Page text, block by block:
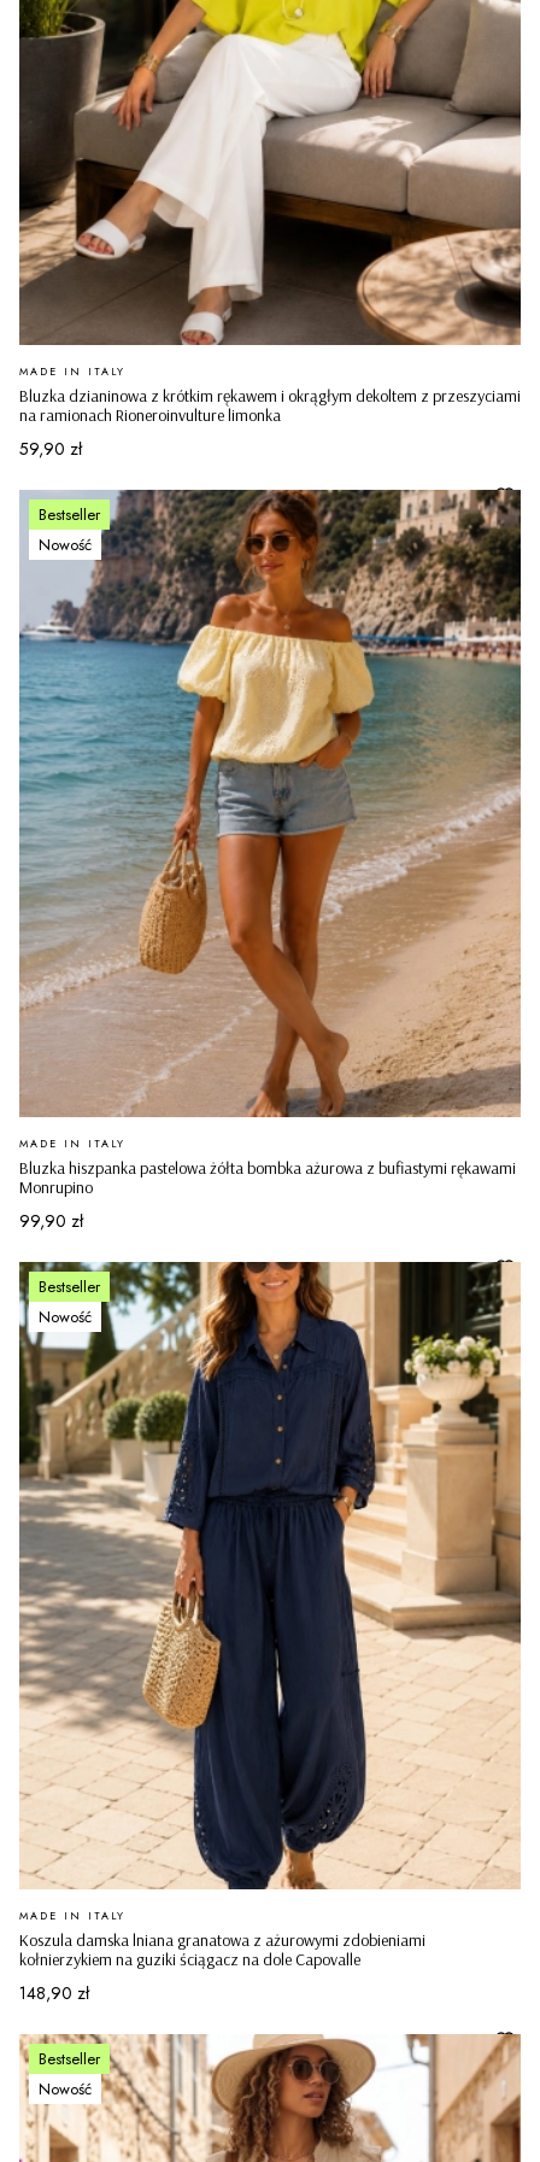
Bluzka dzianinowa z krótkim rękawem i okrągłym dekoltem z przeszyciami
na ramionach Rioneroinvulture limonka
PRODUCENT
MADE IN ITALY
Cena
59,90 zł
Bestseller
Nowość
Bluzka hiszpanka pastelowa żółta bombka ażurowa z bufiastymi rękawami
Monrupino
PRODUCENT
MADE IN ITALY
Cena
99,90 zł
Bestseller
Nowość
Koszula damska lniana granatowa z ażurowymi zdobieniami
kołnierzykiem na guziki ściągacz na dole Capovalle
PRODUCENT
MADE IN ITALY
Cena
148,90 zł
Bestseller
Nowość